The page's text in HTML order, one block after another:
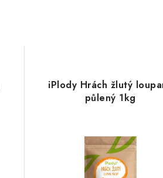
iPlody Hrách žlutý
půlený 1kg